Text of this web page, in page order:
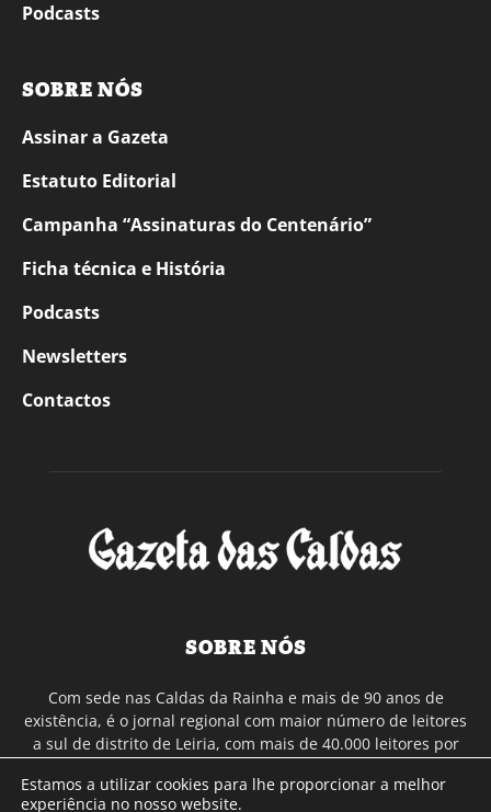
Podcasts
SOBRE NÓS
Assinar a Gazeta
Estatuto Editorial
Campanha “Assinaturas do Centenário”
Ficha técnica e História
Podcasts
Newsletters
Contactos
SOBRE NÓS
Com sede nas Caldas da Rainha e mais de 90 anos de
existência, é o jornal regional com maior número de leitores
a sul de distrito de Leiria, com mais de 40.000 leitores por
Continental e assinatura online.
Estamos a utilizar cookies para lhe proporcionar a melhor
experiência no nosso website.